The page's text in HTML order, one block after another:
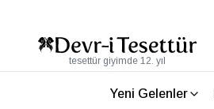
tesettür giyimde 12. yıl
Yeni Gelenler